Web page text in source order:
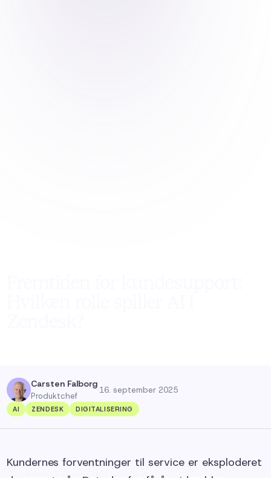
Carsten Falborg
Produktchef
·16. september 2025
AI ZENDESK DIGITALISERING
Kundernes forventninger til service er eksploderet